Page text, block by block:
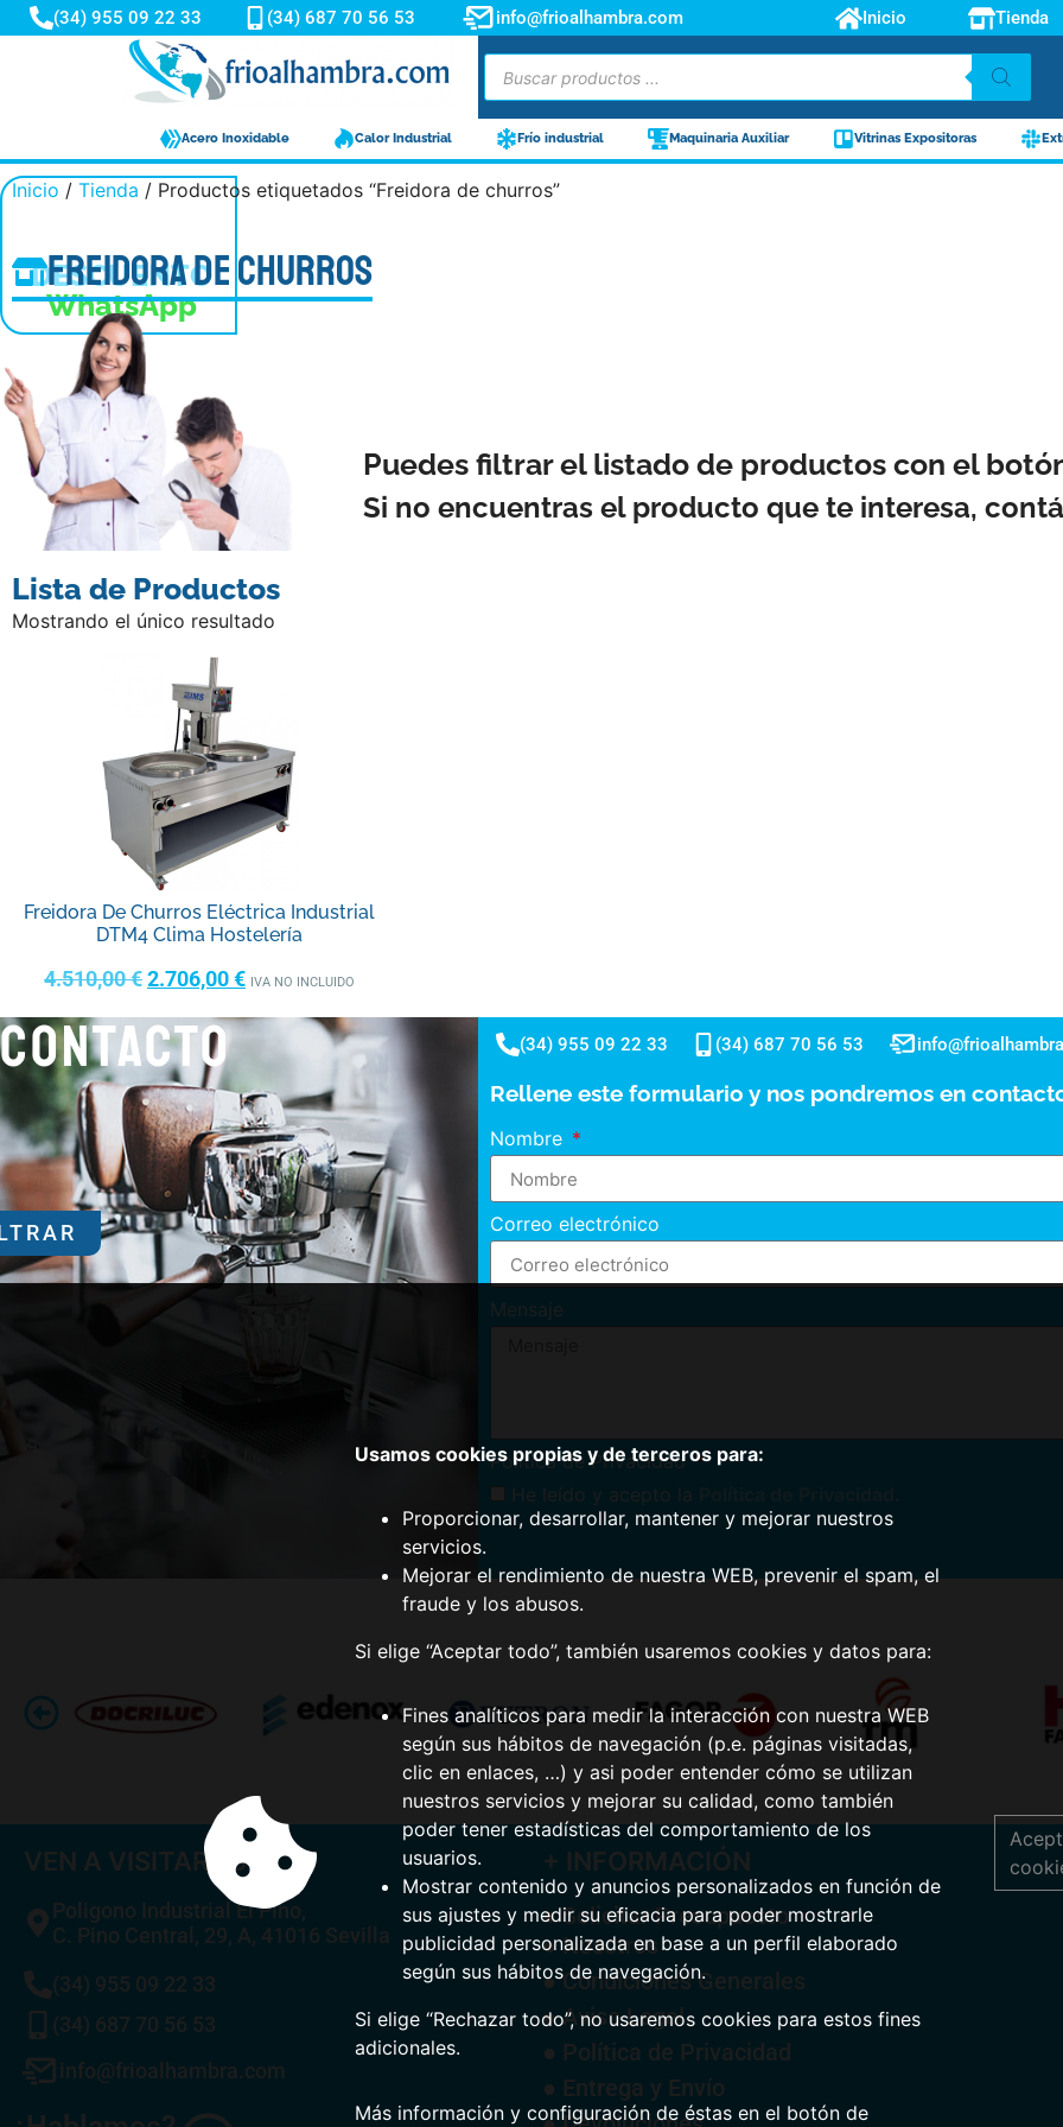
(34) 955 09 22 33 (34) 687 70 56 53 info@frioalhambra.com Inicio Tienda
Acero Inoxidable Calor Industrial Frío industrial Maquinaria Auxiliar Vitrinas Expositoras
-10%
DESCUENTO
WhatsApp
Inicio / Tienda / Productos etiquetados “Freidora de churros”
Freidora de churros
Puedes filtrar el listado de productos con el
Si no encuentras el producto que te interesa,
Lista de Productos
Mostrando el único resultado
Freidora De Churros Eléctrica Industrial
DTM4 Clima Hostelería
4.510,00€2.706,00€ IVA NO INCLUIDO
CONTACTO (34) 955 09 22 33 (34) 687 70 56 53
Rellene este formulario y nos pondremos en
Nombre
Correo electrónico
Mensaje
Política de Privacidad
He leído y acepto la
VEN A VISITARNOS
Poligono Industrial El Pino,
C. Pino Central, 29, A, 41016 Sevilla
(34) 955 09 22 33
(34) 687 70 56 53
info@frioalhambra.com
+ INFORMACIÓN
● Solicitar Presupuesto
● Nosotros
● Condiciones Generales
● Aviso Legal
● Política de Privacidad
● Entrega y Envío
Usamos cookies propias y de terceros para:
Proporcionar, desarrollar, mantener y mejorar nuestros
servicios.
Mejorar el rendimiento de nuestra WEB, prevenir el spam, el
fraude y los abusos.
Si elige “Aceptar todo”, también usaremos cookies y datos para:
Fines analíticos para medir la interacción con nuestra WEB
según sus hábitos de navegación (p.e. páginas visitadas,
clic en enlaces, …) y asi poder entender cómo se utilizan
nuestros servicios y mejorar su calidad, como también
poder tener estadísticas del comportamiento de los
usuarios.
Mostrar contenido y anuncios personalizados en función de
sus ajustes y medir su eficacia para poder mostrarle
publicidad personalizada en base a un perfil elaborado
según sus hábitos de navegación.
Si elige “Rechazar todo”, no usaremos cookies para estos fines
adicionales.
Más información y configuración de éstas en el botón de